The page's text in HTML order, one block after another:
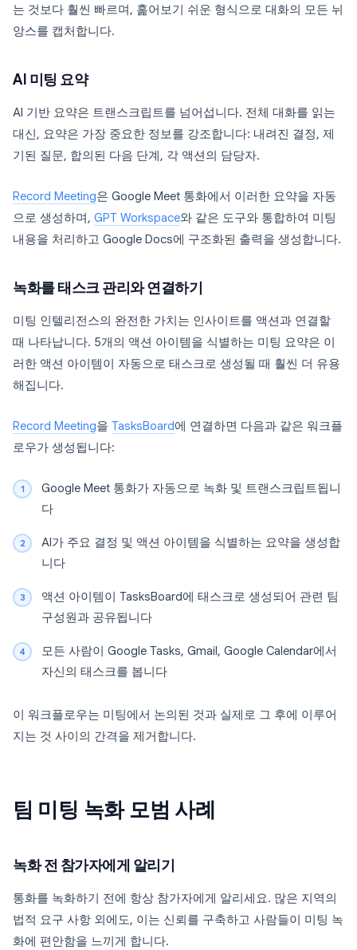
는 것보다 훨씬 빠르며, 훑어보기 쉬운 형식으로 대화의 모든 뉘
앙스를 캡처합니다.
AI 미팅 요약
AI 기반 요약은 트랜스크립트를 넘어섭니다. 전체 대화를 읽는
대신, 요약은 가장 중요한 정보를 강조합니다: 내려진 결정, 제
기된 질문, 합의된 다음 단계, 각 액션의 담당자.
Record Meeting은 Google Meet 통화에서 이러한 요약을 자동
으로 생성하며, GPT Workspace와 같은 도구와 통합하여 미팅
내용을 처리하고 Google Docs에 구조화된 출력을 생성합니다.
녹화를 태스크 관리와 연결하기
미팅 인텔리전스의 완전한 가치는 인사이트를 액션과 연결할
때 나타납니다. 5개의 액션 아이템을 식별하는 미팅 요약은 이
러한 액션 아이템이 자동으로 태스크로 생성될 때 훨씬 더 유용
해집니다.
Record Meeting을 TasksBoard에 연결하면 다음과 같은 워크플
로우가 생성됩니다:
Google Meet 통화가 자동으로 녹화 및 트랜스크립트됩니
다
AI가 주요 결정 및 액션 아이템을 식별하는 요약을 생성합
니다
액션 아이템이 TasksBoard에 태스크로 생성되어 관련 팀
구성원과 공유됩니다
모든 사람이 Google Tasks, Gmail, Google Calendar에서
자신의 태스크를 봅니다
이 워크플로우는 미팅에서 논의된 것과 실제로 그 후에 이루어
지는 것 사이의 간격을 제거합니다.
팀 미팅 녹화 모범 사례
녹화 전 참가자에게 알리기
통화를 녹화하기 전에 항상 참가자에게 알리세요. 많은 지역의
법적 요구 사항 외에도, 이는 신뢰를 구축하고 사람들이 미팅 녹
화에 편안함을 느끼게 합니다.